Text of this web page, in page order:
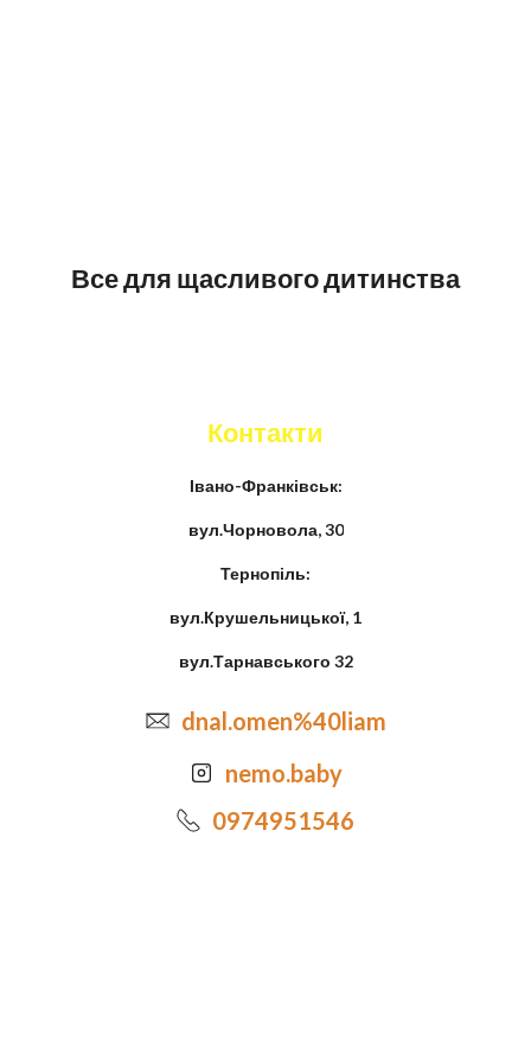
Все для щасливого дитинства
Контакти
Івано-Франківськ:
вул.Чорновола, 30
Тернопіль:
вул.Крушельницької, 1
вул.Тарнавського 32
dnal.omen%40liam
nemo.baby
0974951546